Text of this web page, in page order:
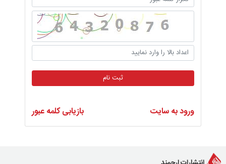
ثبت نام
ورود به سایت بازیابی کلمه عبور